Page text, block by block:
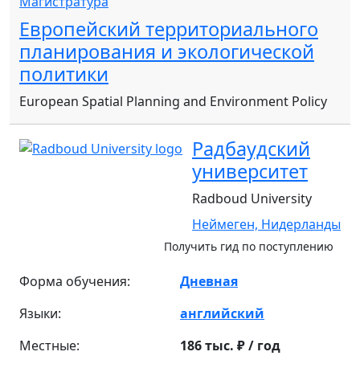
Европейский территориального
планирования и экологической
политики
European Spatial Planning and Environment Policy
Радбаудский
университет
Radboud University
Неймеген, Нидерланды
Получить гид по поступлению
Форма обучения:
Дневная
Языки:
английский
Местные:
186 тыс. ₽ / год